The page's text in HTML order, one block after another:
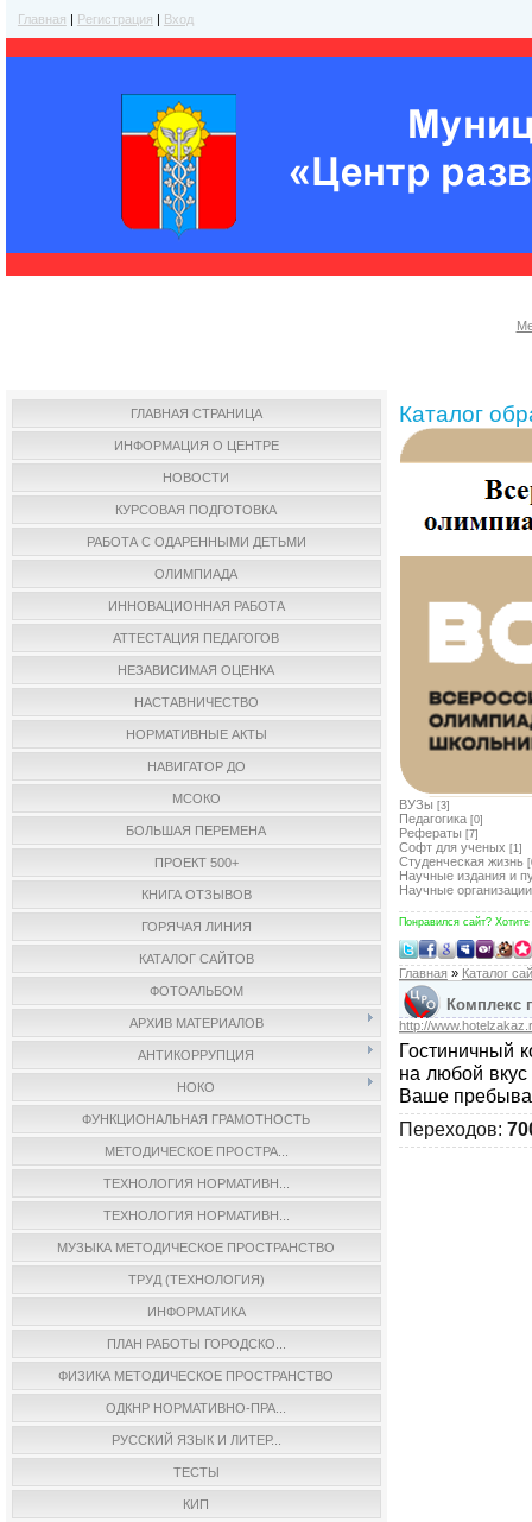
Главная | Регистрация | Вход
ГЛАВНАЯ СТРАНИЦА
ИНФОРМАЦИЯ О ЦЕНТРЕ
НОВОСТИ
КУРСОВАЯ ПОДГОТОВКА
РАБОТА С ОДАРЕННЫМИ ДЕТЬМИ
ОЛИМПИАДА
ИННОВАЦИОННАЯ РАБОТА
АТТЕСТАЦИЯ ПЕДАГОГОВ
НЕЗАВИСИМАЯ ОЦЕНКА
НАСТАВНИЧЕСТВО
НОРМАТИВНЫЕ АКТЫ
НАВИГАТОР ДО
МСОКО
БОЛЬШАЯ ПЕРЕМЕНА
ПРОЕКТ 500+
КНИГА ОТЗЫВОВ
ГОРЯЧАЯ ЛИНИЯ
КАТАЛОГ САЙТОВ
ФОТОАЛЬБОМ
АРХИВ МАТЕРИАЛОВ
АНТИКОРРУПЦИЯ
НОКО
ФУНКЦИОНАЛЬНАЯ ГРАМОТНОСТЬ
МЕТОДИЧЕСКОЕ ПРОСТРА...
ТЕХНОЛОГИЯ НОРМАТИВН...
ТЕХНОЛОГИЯ НОРМАТИВН...
МУЗЫКА МЕТОДИЧЕСКОЕ ПРОСТРАНСТВО
ТРУД (ТЕХНОЛОГИЯ)
ИНФОРМАТИКА
ПЛАН РАБОТЫ ГОРОДСКО...
ФИЗИКА МЕТОДИЧЕСКОЕ ПРОСТРАНСТВО
ОДКНР НОРМАТИВНО-ПРА...
РУССКИЙ ЯЗЫК И ЛИТЕР...
ТЕСТЫ
КИП
Каталог
ВУЗы [3]
Педагогика [0]
Рефераты [7]
Софт для ученых [1]
Студенческая жизнь
Научные издания и
Научные организации
Понравился сайт?
Главная » Каталог
Комплекс
http://
Гостиничный
на любой
Ваше
Переходов: